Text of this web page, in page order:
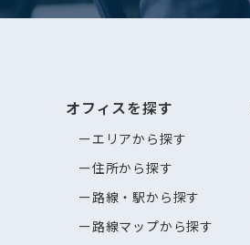
オフィスを探す
エリアから探す
住所から探す
路線・駅から探す
路線マップから探す